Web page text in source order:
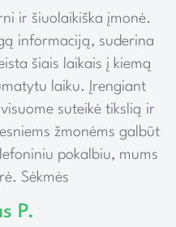
ir šiuolaikiška įmonė.
informaciją, suderina
šiais laikais į kiemą
laiku. Įrengiant
suteikė tikslią ir
žmonėms galbūt
pokalbiu, mums
Sėkmės
P.